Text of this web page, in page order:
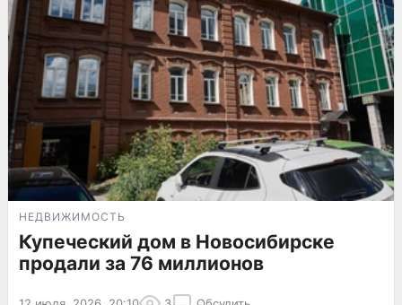
НЕДВИЖИМОСТЬ
Купеческий дом в Новосибирске
продали за 76 миллионов